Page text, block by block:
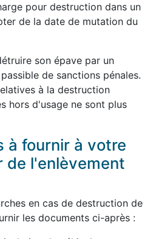
pour destruction dans un
de la date de mutation du
son épave par un
de sanctions pénales.
à la destruction
hors d'usage ne sont plus
à fournir à votre
de l'enlèvement
en cas de destruction de
les documents ci-après :